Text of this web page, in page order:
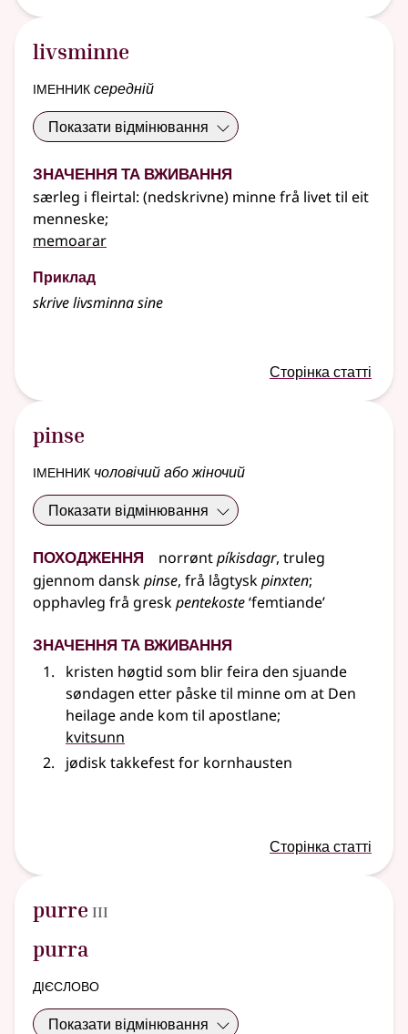
livsminne
іменниксередній
Показати відмінювання
Значення та вживання
særleg i fleirtal: (nedskrivne) minne frå livet til eit
menneske;
memoarar
Приклад
skrive livsminna sine
Сторінка статті
pinse
іменник чоловічий або жіночий
Показати відмінювання
Походження norrøntpíkisdagr, truleg
gjennom danskpinse, frå lågtyskpinxten;
opphavleg frå greskpentekoste‘femtiande’
Значення та вживання
kristen høgtid som blir feira den sjuande
søndagen etter påske til minne om at Den
heilage ande kom til apostlane;
kvitsunn
jødisk takkefest for kornhausten
Сторінка статті
purre 3
III
purra
дієслово
Показати відмінювання